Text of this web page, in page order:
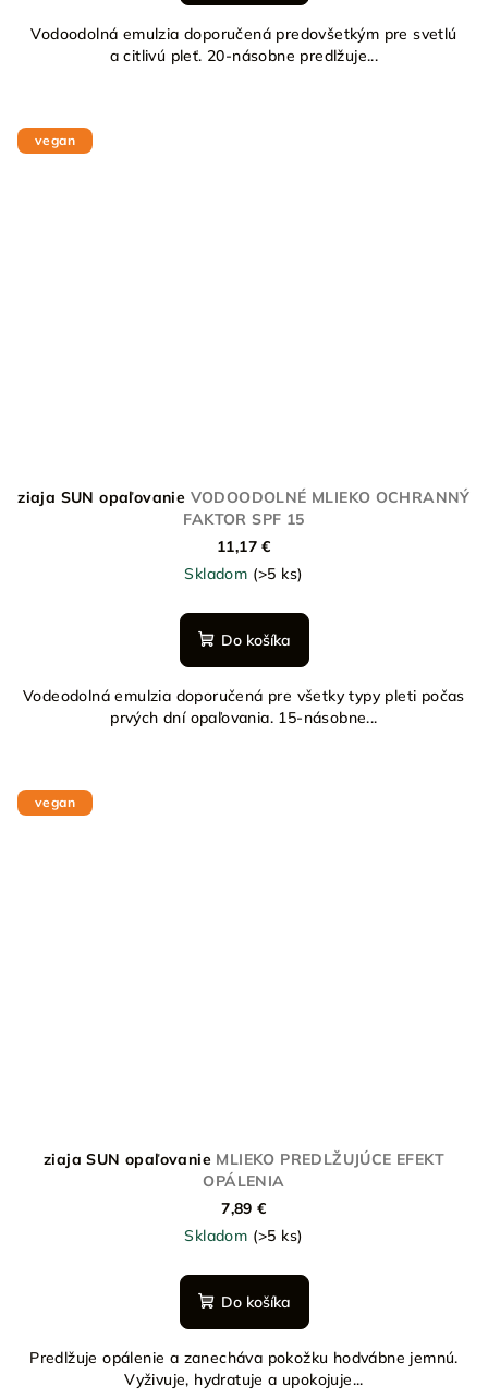
Vodoodolná emulzia doporučená predovšetkým pre svetlú
a citlivú pleť. 20-násobne predlžuje...
vegan
ziaja SUN opaľovanie VODOODOLNÉ MLIEKO OCHRANNÝ
FAKTOR SPF 15
11,17 €
Skladom (>5 ks)
Do košíka
Vodeodolná emulzia doporučená pre všetky typy pleti počas
prvých dní opaľovania. 15-násobne...
vegan
ziaja SUN opaľovanie MLIEKO PREDLŽUJÚCE EFEKT
OPÁLENIA
7,89 €
Skladom (>5 ks)
Do košíka
Predlžuje opálenie a zanecháva pokožku hodvábne jemnú.
Vyživuje, hydratuje a upokojuje...